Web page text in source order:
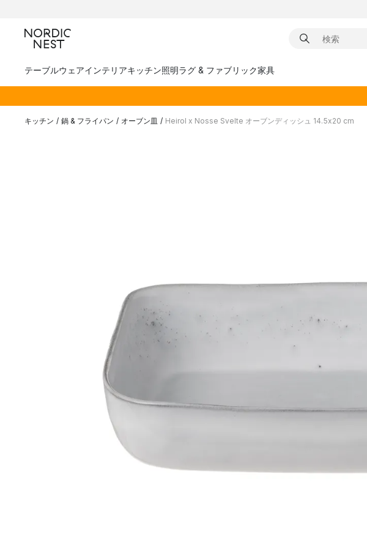
テーブルウェアインテリアキッチン照明ラグ & ファブリック家具
キッチン / 鍋 & フライパン / オーブン皿 / Heirol x Nosse Svelte オーブンディッシュ 14.5x20 cm